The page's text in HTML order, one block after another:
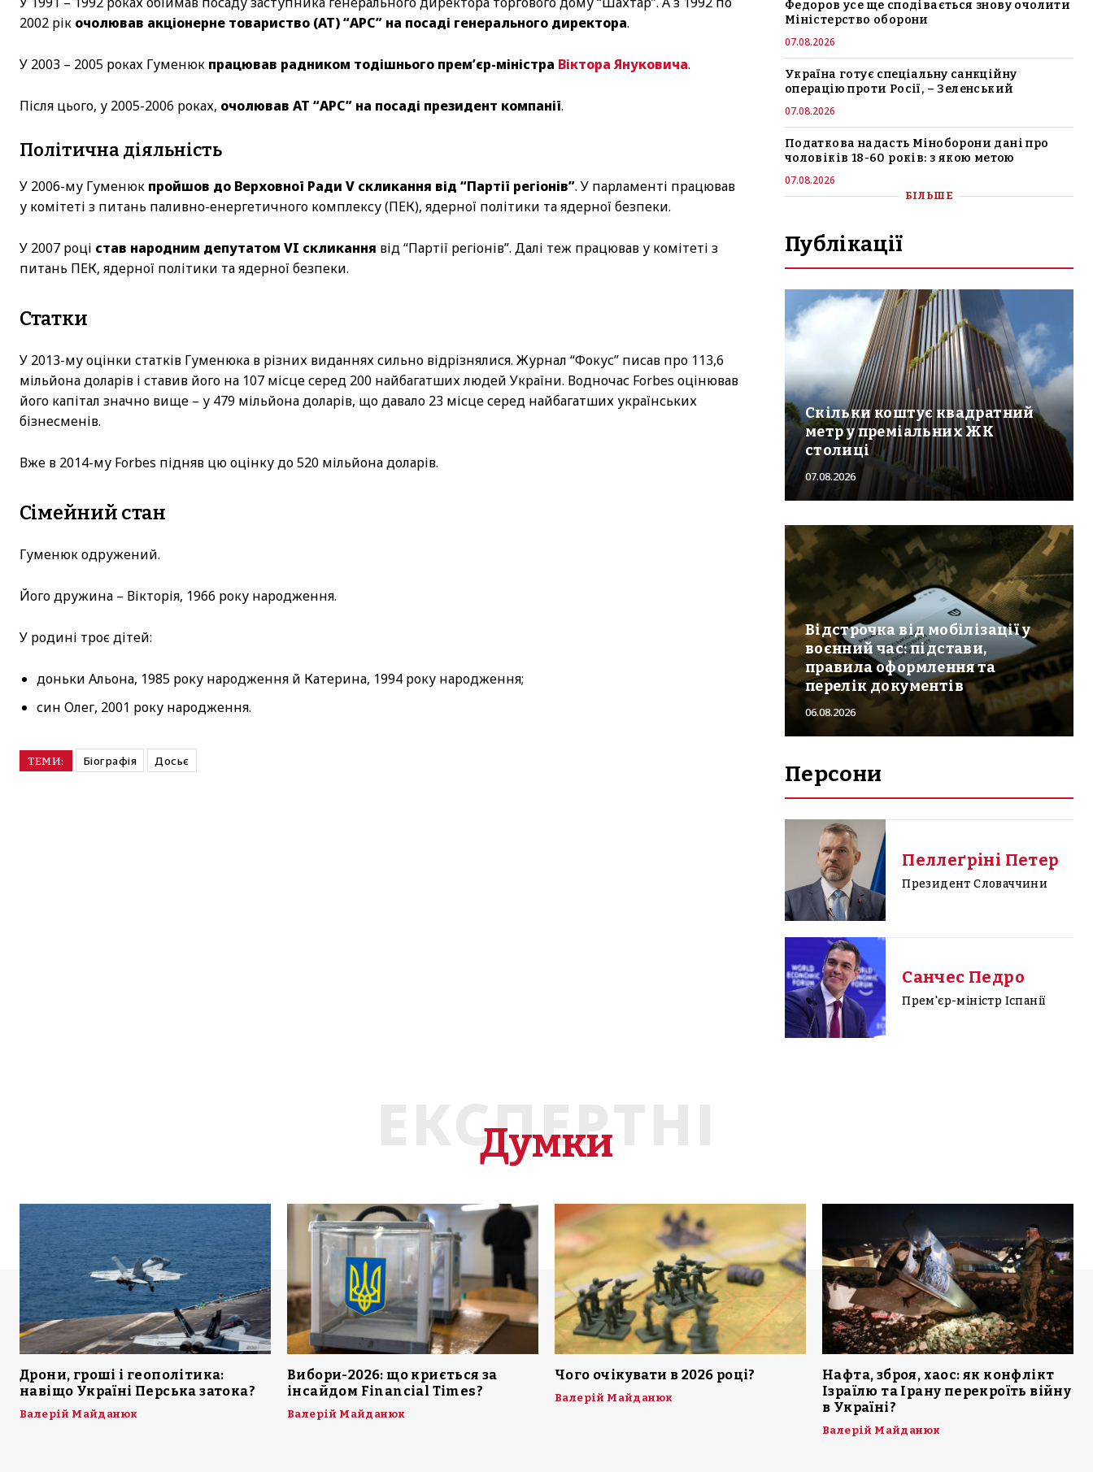
2002 рік очолював акціонерне товариство (АТ) “АРС” на посаді генерального директора.
У 2003 – 2005 роках Гуменюк працював радником тодішнього прем’єр-міністра Віктора Януковича.
Після цього, у 2005-2006 роках, очолював АТ “АРС” на посаді президент компанії.
Політична діяльність
У 2006-му Гуменюк пройшов до Верховної Ради V скликання від “Партії регіонів”. У парламенті працював
у комітеті з питань паливно-енергетичного комплексу (ПЕК), ядерної політики та ядерної безпеки.
У 2007 році став народним депутатом VI скликання від “Партії регіонів”. Далі теж працював у комітеті з
питань ПЕК, ядерної політики та ядерної безпеки.
Статки
У 2013-му оцінки статків Гуменюка в різних виданнях сильно відрізнялися. Журнал “Фокус” писав про 113,6
мільйона доларів і ставив його на 107 місце серед 200 найбагатших людей України. Водночас Forbes оцінював
його капітал значно вище – у 479 мільйона доларів, що давало 23 місце серед найбагатших українських
бізнесменів.
Вже в 2014-му Forbes підняв цю оцінку до 520 мільйона доларів.
Сімейний стан
Гуменюк одружений.
Його дружина – Вікторія, 1966 року народження.
У родині троє дітей:
доньки Альона, 1985 року народження й Катерина, 1994 року народження;
син Олег, 2001 року народження.
ТЕМИ: Біографія Досьє
Федоров усе ще сподівається знову очолити
Міністерство оборони
07.08.2026
Україна готує спеціальну санкційну
операцію проти Росії, – Зеленський
07.08.2026
Податкова надасть Міноборони дані про
чоловіків 18-60 років: з якою метою
07.08.2026
БІЛЬШЕ
Публікації
Скільки коштує квадратний
метр у преміальних ЖК
столиці
07.08.2026
Відстрочка від мобілізації у
воєнний час: підстави,
правила оформлення та
перелік документів
06.08.2026
Персони
Пеллеґріні Петер
Президент Словаччини
Санчес Педро
Прем'єр-міністр Іспанії
ЕКСПЕРТНІ
Думки
Дрони, гроші і геополітика:
навіщо Україні Перська затока?
Валерій Майданюк
Вибори-2026: що криється за
інсайдом Financial Times?
Валерій Майданюк
Чого очікувати в 2026 році?
Валерій Майданюк
Нафта, зброя, хаос: як конфлікт
Ізраїлю та Ірану перекроїть війну
в Україні?
Валерій Майданюк